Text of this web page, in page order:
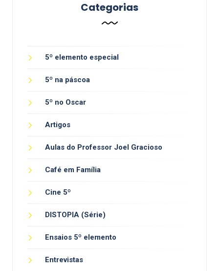
Categorias
5º elemento especial
5º na páscoa
5º no Oscar
Artigos
Aulas do Professor Joel Gracioso
Café em Família
Cine 5º
DISTOPIA (Série)
Ensaios 5º elemento
Entrevistas